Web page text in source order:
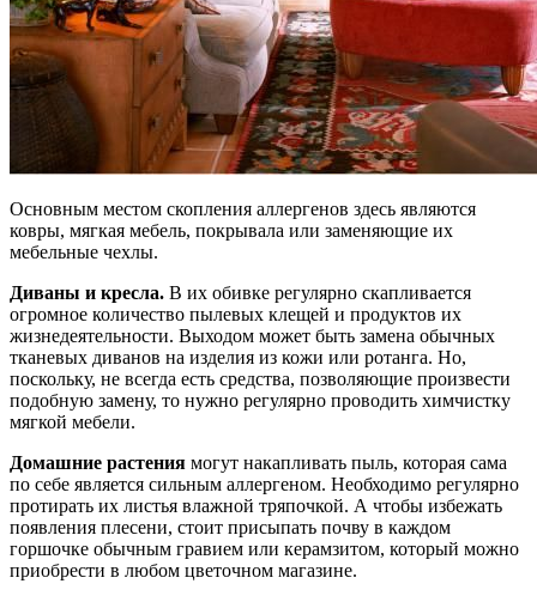
Основным местом скопления аллергенов здесь являются
ковры, мягкая мебель, покрывала или заменяющие их
мебельные чехлы.
Диваны и кресла. В их обивке регулярно скапливается
огромное количество пылевых клещей и продуктов их
жизнедеятельности. Выходом может быть замена обычных
тканевых диванов на изделия из кожи или ротанга. Но,
поскольку, не всегда есть средства, позволяющие произвести
подобную замену, то нужно регулярно проводить химчистку
мягкой мебели.
Домашние растения могут накапливать пыль, которая сама
по себе является сильным аллергеном. Необходимо регулярно
протирать их листья влажной тряпочкой. А чтобы избежать
появления плесени, стоит присыпать почву в каждом
горшочке обычным гравием или керамзитом, который можно
приобрести в любом цветочном магазине.